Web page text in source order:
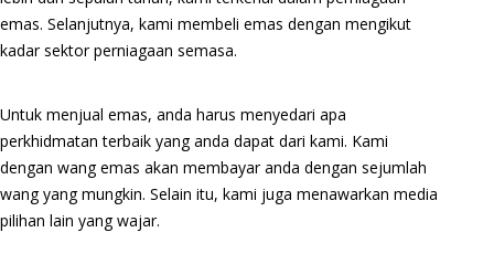
emas. Selanjutnya, kami membeli emas dengan mengikut
kadar sektor perniagaan semasa.
Untuk menjual emas, anda harus menyedari apa
perkhidmatan terbaik yang anda dapat dari kami. Kami
dengan wang emas akan membayar anda dengan sejumlah
wang yang mungkin. Selain itu, kami juga menawarkan media
pilihan lain yang wajar.